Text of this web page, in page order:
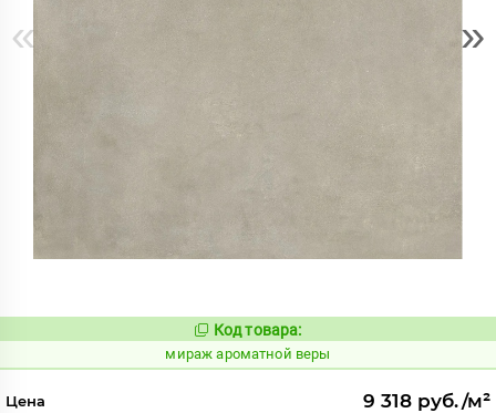
« »
Код:
984633
Код товара:
мираж ароматной веры
Цена 9 318 руб./м²